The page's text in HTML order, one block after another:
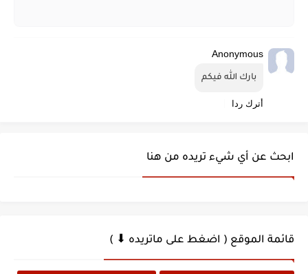
Anonymous
بارك الله فيكم
أترك ردا
ابحث عن أي شيء تريده من هنا
قائمة الموقع ( اضغط على ماتريده ⬇ )